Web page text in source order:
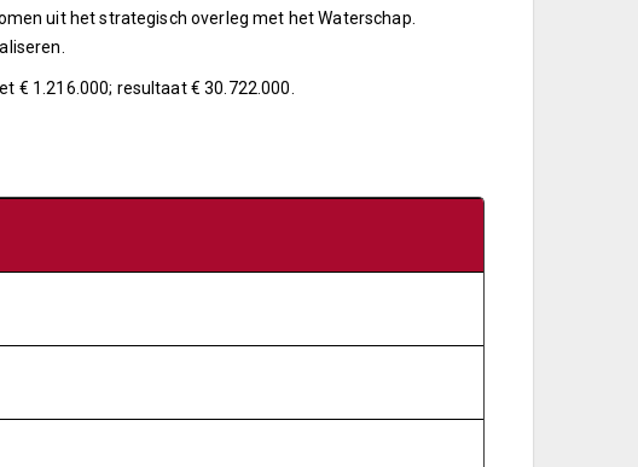
uit het strategisch overleg met het Waterschap.
€ 1.216.000; resultaat € 30.722.000.